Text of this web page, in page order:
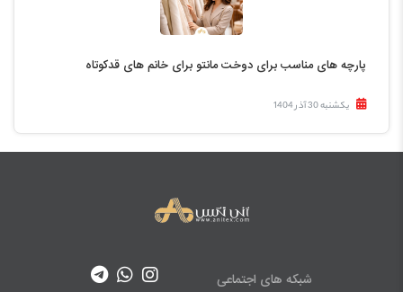
پارچه های مناسب برای دوخت مانتو برای خانم های قدکوتاه
یکشنبه 30 آذر 1404
شبکه های اجتماعی